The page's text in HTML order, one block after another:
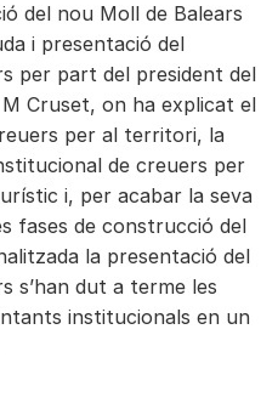
del nou Moll de Balears
i presentació del
per part del president del
Cruset, on ha explicat el
per al territori, la
de creuers per
i, per acabar la seva
fases de construcció del
la presentació del
s’han dut a terme les
institucionals en un